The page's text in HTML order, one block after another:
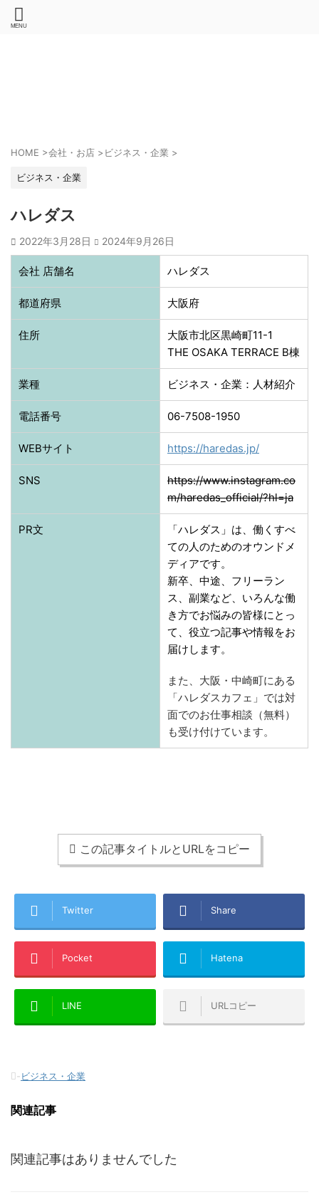
HOME >会社・お店 >ビジネス・企業 >
ビジネス・企業
ハレダス
2022年3月28日 2024年9月26日
会社 店舗名 ハレダス
都道府県 大阪府
住所
大阪市北区黒崎町11-1
THE OSAKA TERRACE B棟
業種 ビジネス・企業：人材紹介
電話番号 06-7508-1950
WEBサイト https://haredas.jp/
SNS
https://www.instagram.co
m/haredas_official/?hl=ja
PR文
「ハレダス」は、働くすべ
ての人のためのオウンドメ
ディアです。
新卒、中途、フリーラン
ス、副業など、いろんな働
き方でお悩みの皆様にとっ
て、役立つ記事や情報をお
届けします。
また、大阪・中崎町にある
「ハレダスカフェ」では対
面でのお仕事相談（無料）
も受け付けています。
この記事タイトルとURLをコピー
Twitter Share
Pocket Hatena
LINE URLコピー
-ビジネス・企業
関連記事
関連記事はありませんでした